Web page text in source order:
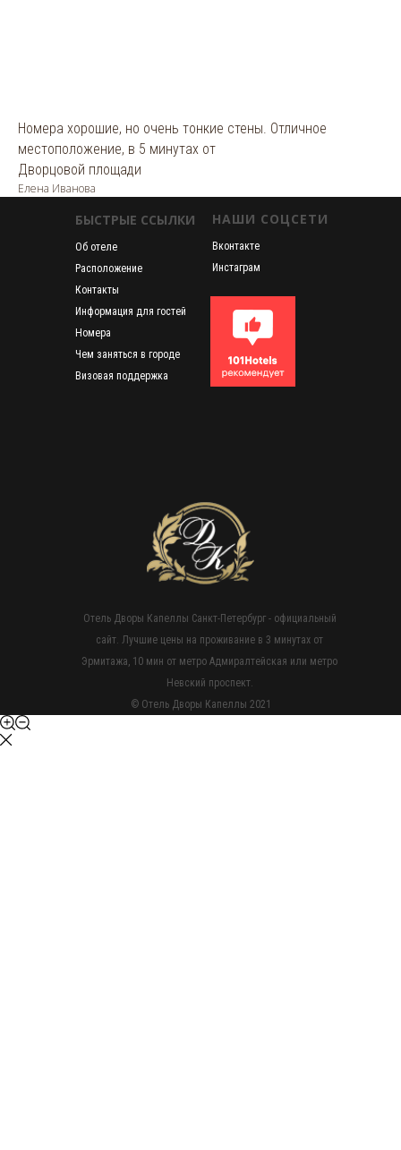
Номера хорошие, но очень тонкие стены. Отличное
местоположение, в 5 минутах от
Дворцовой площади
Елена Иванова
© Отель Дворы Капеллы 2021
БЫСТРЫЕ ССЫЛКИ
Об отеле
Расположение
Контакты
Информация для гостей
Номера
Чем заняться в городе
Визовая поддержка
НАШИ СОЦСЕТИ
Вконтакте
Инстаграм
Отель Дворы Капеллы Санкт-Петербург - официальный
сайт. Лучшие цены на проживание в 3 минутах от
Эрмитажа, 10 мин от метро Адмиралтейская или метро
Невский проспект.